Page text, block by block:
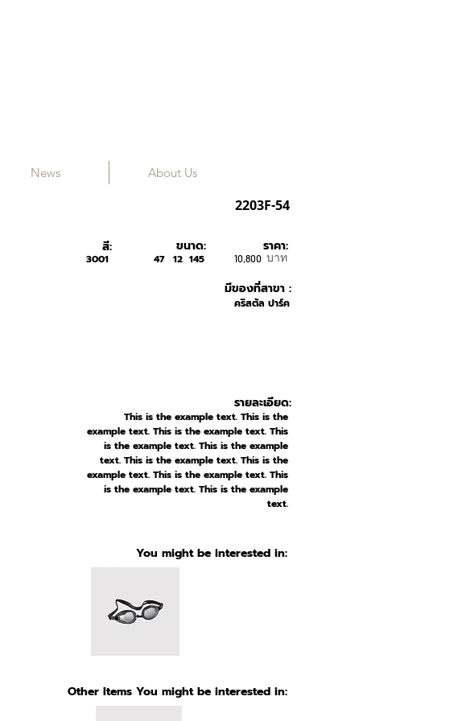
2203F-54
สี:
3001
คริสตัล ปาร์ค
มีของที่สาขา :
ขนาด:
47 12 145 บาท
10,800
ราคา:
รายละเอียด:
This is the example text. This is the
example text. This is the example text. This
is the example text. This is the example
text. This is the example text. This is the
example text. This is the example text. This
is the example text. This is the example
text.
You might be interested in:
Other Items You might be interested in:
News About Us